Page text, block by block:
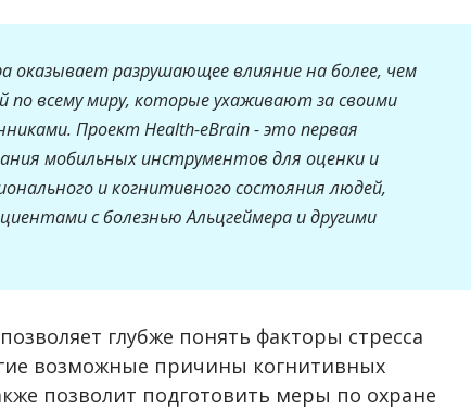
оказывает разрушающее влияние на более, чем
по всему миру, которые ухаживают за своими
Проект Health-eBrain - это первая
мобильных инструментов для оценки и
и когнитивного состояния людей,
с болезнью Альцгеймера и другими
глубже понять факторы стресса
возможные причины когнитивных
позволит подготовить меры по охране